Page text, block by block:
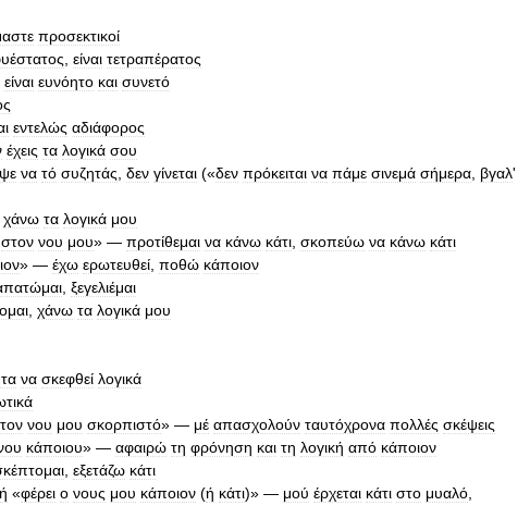
προσεκτικοί
είναι τετραπέρατος
είναι ευνόητο και συνετό
εντελώς αδιάφορος
έχεις τα λογικά σου
να τό συζητάς δεν γίνεται («δεν πρόκειται να πάμε σινεμά σήμερα βγαλ'
χάνω τα λογικά μου
στον νου μου» — προτίθεμαι να κάνω κάτι σκοπεύω να κάνω κάτι
» — έχω ερωτευθεί ποθώ κάποιον
ξεγελιέμαι
χάνω τα λογικά μου
να σκεφθεί λογικά
τον νου μου σκορπιστό» — μέ απασχολούν ταυτόχρονα πολλές σκέψεις
κάποιου» — αφαιρώ τη φρόνηση και τη λογική από κάποιον
εξετάζω κάτι
ή «φέρει ο νους μου κάποιον (ή κάτι)» — μού έρχεται κάτι στο μυαλό